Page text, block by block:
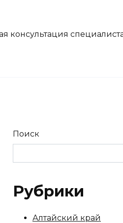
консультация
Поиск
Рубрики
Алтайский край